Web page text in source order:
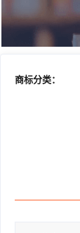
商标分类：